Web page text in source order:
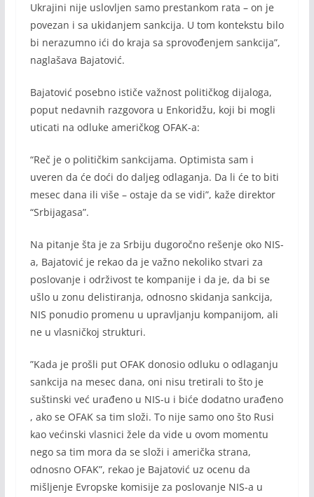
Ukrajini nije uslovljen samo prestankom rata – on je
povezan i sa ukidanjem sankcija. U tom kontekstu bilo
bi nerazumno ići do kraja sa sprovođenjem sankcija”,
naglašava Bajatović.
Bajatović posebno ističe važnost političkog dijaloga,
poput nedavnih razgovora u Enkoridžu, koji bi mogli
uticati na odluke američkog OFAK-a:
“Reč je o političkim sankcijama. Optimista sam i
uveren da će doći do daljeg odlaganja. Da li će to biti
mesec dana ili više – ostaje da se vidi”, kaže direktor
“Srbijagasa”.
Na pitanje šta je za Srbiju dugoročno rešenje oko NIS-
a, Bajatović je rekao da je važno nekoliko stvari za
poslovanje i održivost te kompanije i da je, da bi se
ušlo u zonu delistiranja, odnosno skidanja sankcija,
NIS ponudio promenu u upravljanju kompanijom, ali
ne u vlasničkoj strukturi.
”Kada je prošli put OFAK donosio odluku o odlaganju
sankcija na mesec dana, oni nisu tretirali to što je
suštinski već urađeno u NIS-u i biće dodatno urađeno
, ako se OFAK sa tim složi. To nije samo ono što Rusi
kao većinski vlasnici žele da vide u ovom momentu
nego sa tim mora da se složi i američka strana,
odnosno OFAK”, rekao je Bajatović uz ocenu da
mišljenje Evropske komisije za poslovanje NIS-a u